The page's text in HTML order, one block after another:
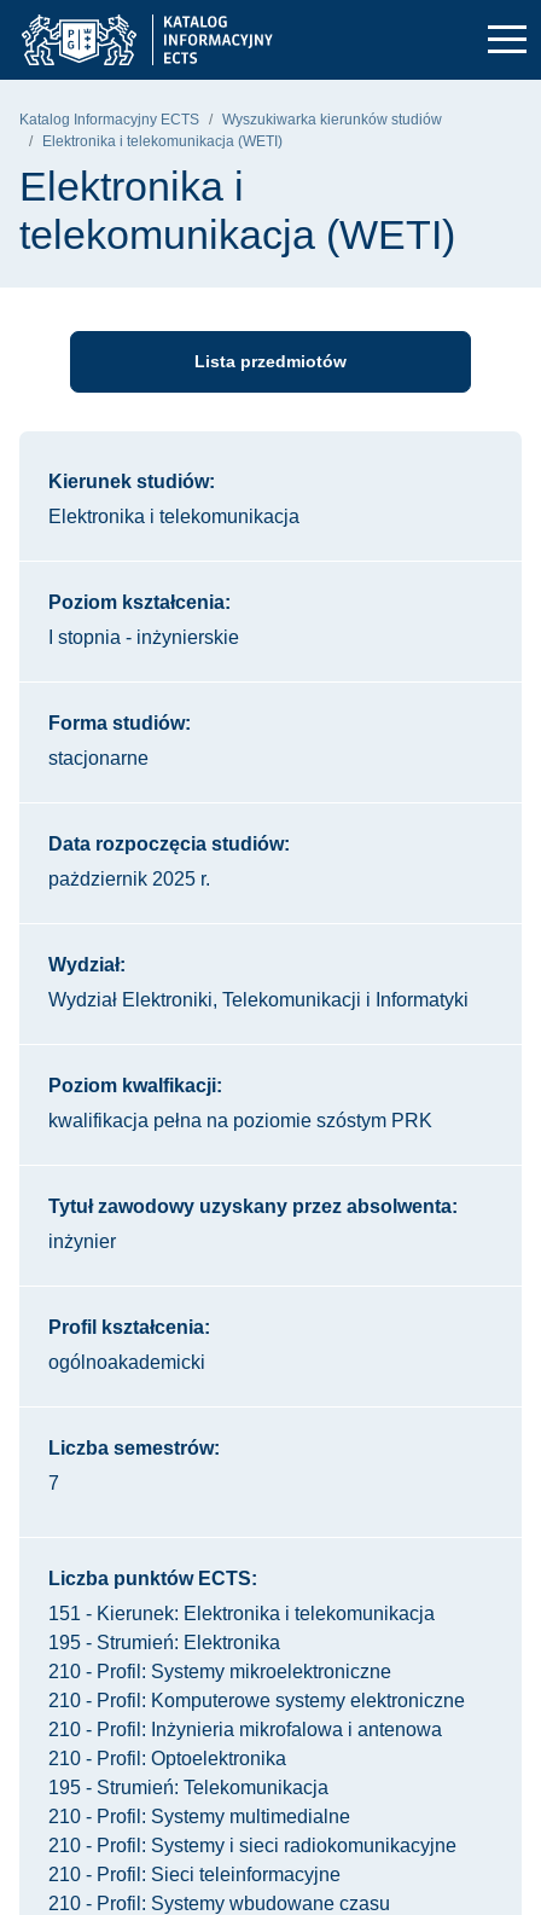
Przejdź do głównego menu
Przejdź do nawigacji
Przejdź do treści
Politechnika Gdańska - strona główna
Katalog Informacyjny ECTS
Wyszukiwarka kierunków studiów
Elektronika i telekomunikacja (WETI)
Elektronika i
telekomunikacja (WETI)
Lista przedmiotów
Kierunek studiów:
Elektronika i telekomunikacja
Poziom kształcenia:
I stopnia - inżynierskie
Forma studiów:
stacjonarne
Data rozpoczęcia studiów:
pażdziernik 2025 r.
Wydział:
Wydział Elektroniki, Telekomunikacji i Informatyki
Poziom kwalfikacji:
kwalifikacja pełna na poziomie szóstym PRK
Tytuł zawodowy uzyskany przez absolwenta:
inżynier
Profil kształcenia:
ogólnoakademicki
Liczba semestrów:
7
Liczba punktów ECTS:
151 - Kierunek: Elektronika i telekomunikacja
195 - Strumień: Elektronika
210 - Profil: Systemy mikroelektroniczne
210 - Profil: Komputerowe systemy elektroniczne
210 - Profil: Inżynieria mikrofalowa i antenowa
210 - Profil: Optoelektronika
195 - Strumień: Telekomunikacja
210 - Profil: Systemy multimedialne
210 - Profil: Systemy i sieci radiokomunikacyjne
210 - Profil: Sieci teleinformacyjne
210 - Profil: Systemy wbudowane czasu